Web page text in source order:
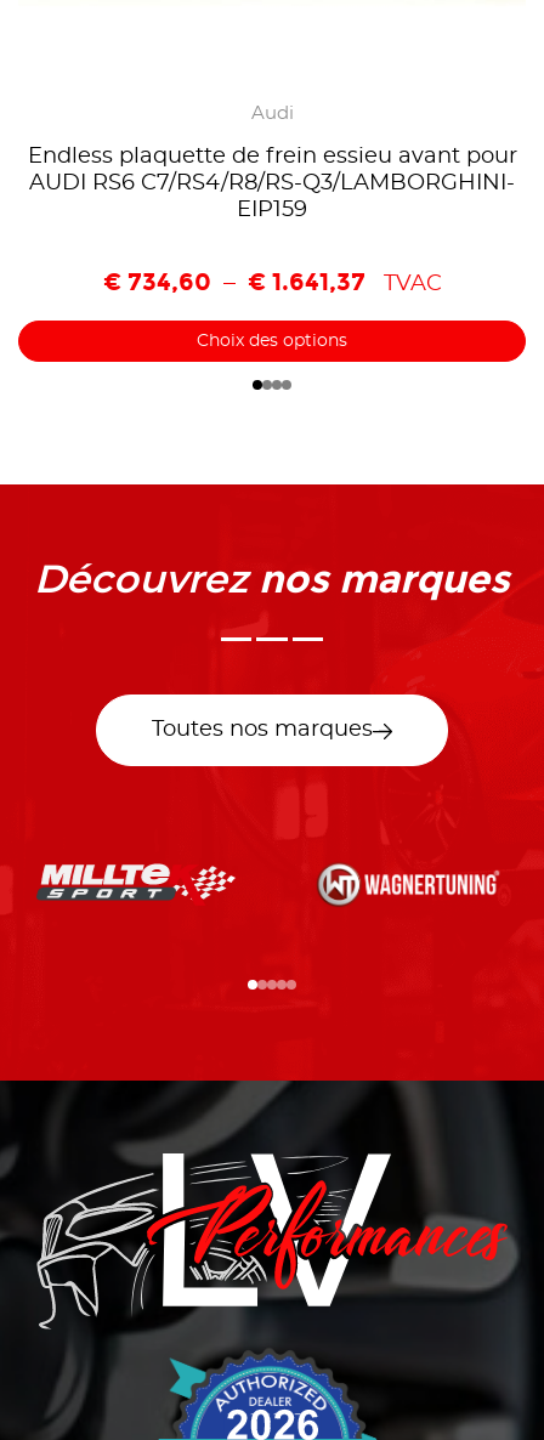
Audi
Endless plaquette de frein essieu avant pour
AUDI RS6 C7/RS4/R8/RS-Q3/LAMBORGHINI-
EIP159
€734,60 – €1.641,37 TVAC
Choix des options
Découvrez nos marques
Toutes nos marques